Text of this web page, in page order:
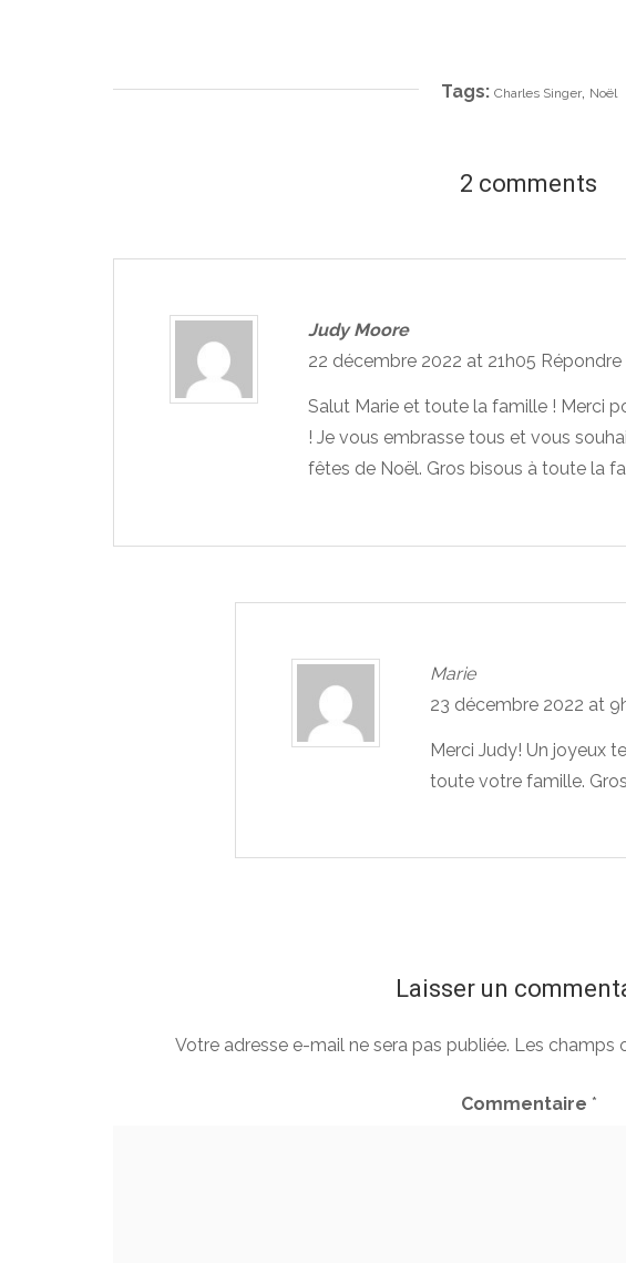
Tags: Charles Singer, Noël
2 comments
Judy Moore
22 décembre 2022 at 21h05 Répondre
Salut Marie et toute la famille ! Merci
! Je vous embrasse tous et vous
fêtes de Noël. Gros bisous à toute la
Marie
23 décembre 2022 at
Merci Judy! Un joyeux
toute votre famille.
Laisser un
Votre adresse e-mail ne sera pas publiée. Les champs
Commentaire *